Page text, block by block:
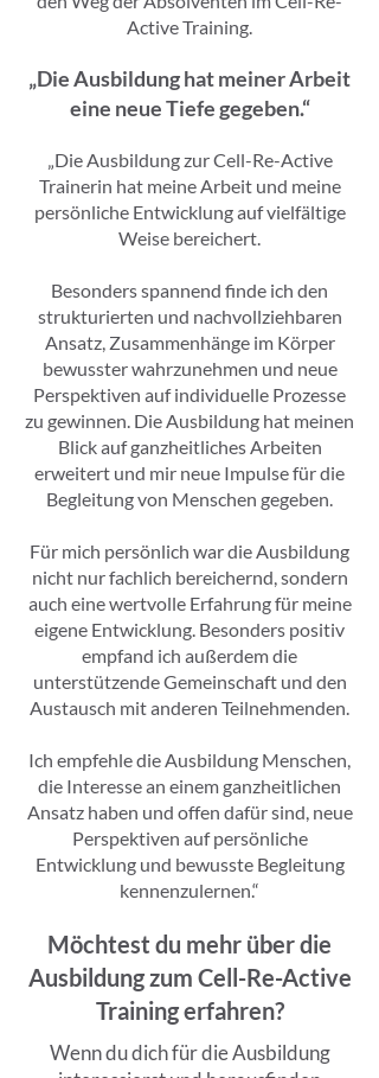
Active Training.
„Die Ausbildung hat meiner Arbeit
eine neue Tiefe gegeben.“
„Die Ausbildung zur Cell-Re-Active
Trainerin hat meine Arbeit und meine
persönliche Entwicklung auf vielfältige
Weise bereichert.
Besonders spannend finde ich den
strukturierten und nachvollziehbaren
Ansatz, Zusammenhänge im Körper
bewusster wahrzunehmen und neue
Perspektiven auf individuelle Prozesse
zu gewinnen. Die Ausbildung hat meinen
Blick auf ganzheitliches Arbeiten
erweitert und mir neue Impulse für die
Begleitung von Menschen gegeben.
Für mich persönlich war die Ausbildung
nicht nur fachlich bereichernd, sondern
auch eine wertvolle Erfahrung für meine
eigene Entwicklung. Besonders positiv
empfand ich außerdem die
unterstützende Gemeinschaft und den
Austausch mit anderen Teilnehmenden.
Ich empfehle die Ausbildung Menschen,
die Interesse an einem ganzheitlichen
Ansatz haben und offen dafür sind, neue
Perspektiven auf persönliche
Entwicklung und bewusste Begleitung
kennenzulernen.“
Möchtest du mehr über die
Ausbildung zum Cell-Re-Active
Training erfahren?
Wenn du dich für die Ausbildung